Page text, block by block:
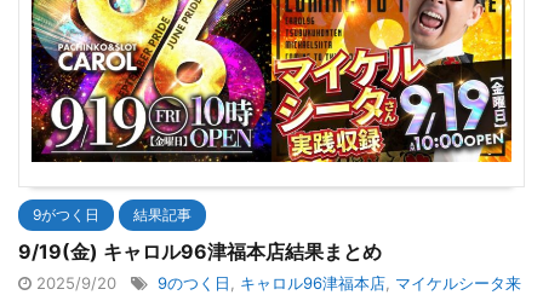
9がつく日 結果記事
9/19(金) キャロル96津福本店結果まとめ
2025/9/20 9のつく日 キャロル96津福本店 マイケルシータ来